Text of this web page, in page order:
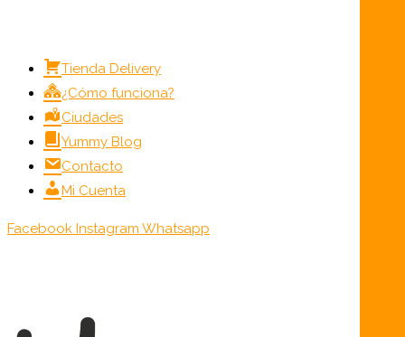
Menú
Tienda Delivery
¿Cómo funciona?
Ciudades
Yummy Blog
Contacto
Mi Cuenta
Facebook Instagram Whatsapp